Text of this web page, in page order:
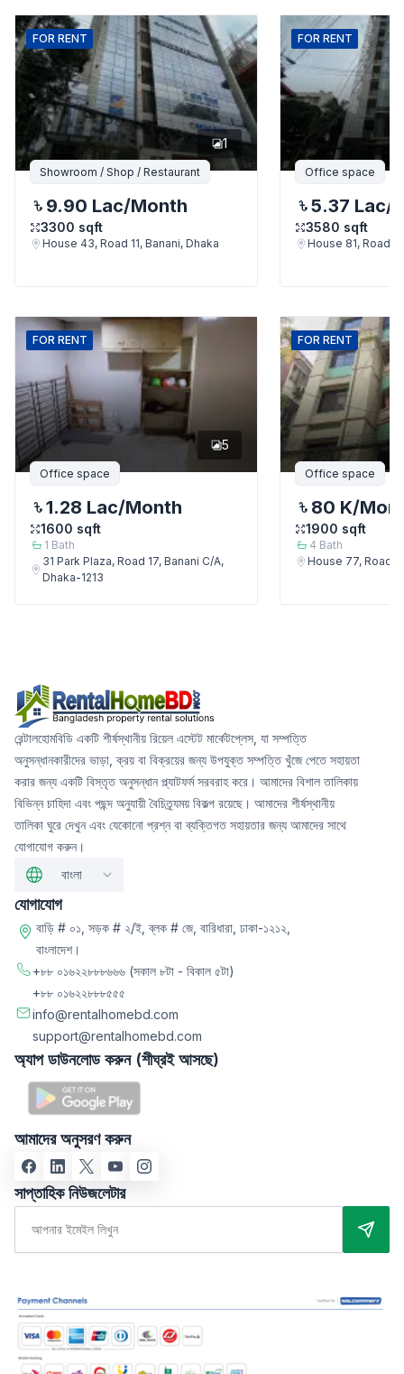
FOR RENT
1
Showroom / Shop / Restaurant
9.90 Lac/Month
3300 sqft
House 43, Road 11, Banani, Dhaka
FOR RENT
Office space
5.37 Lac/
3580 sqft
House 81, Road
FOR RENT
5
Office space
1.28 Lac/Month
1600 sqft
1 Bath
31 Park Plaza, Road 17, Banani C/A,
Dhaka-1213
FOR RENT
Office space
80 K/
1900 sqft
4 Bath
House 77, Road
রেন্টালহোমবিডি একটি শীর্ষস্থানীয় রিয়েল এস্টেট মার্কেটপ্লেস, যা সম্পত্তি
অনুসন্ধানকারীদের ভাড়া, ক্রয় বা বিক্রয়ের জন্য উপযুক্ত সম্পত্তি খুঁজে পেতে সহায়তা
করার জন্য একটি বিস্তৃত অনুসন্ধান প্ল্যাটফর্ম সরবরাহ করে। আমাদের বিশাল তালিকায়
বিভিন্ন চাহিদা এবং পছন্দ অনুযায়ী বৈচিত্র্যময় বিকল্প রয়েছে। আমাদের শীর্ষস্থানীয়
তালিকা ঘুরে দেখুন এবং যেকোনো প্রশ্ন বা ব্যক্তিগত সহায়তার জন্য আমাদের সাথে
যোগাযোগ করুন।
বাংলা
যোগাযোগ
বাড়ি # ০১, সড়ক # ২/ই, ব্লক # জে, বারিধারা, ঢাকা-১২১২,
বাংলাদেশ।
+৮৮ ০১৬২২৮৮৮৬৬৬ (সকাল ৮টা - বিকাল ৫টা)
+৮৮ ০১৬২২৮৮৮৫৫৫
info@rentalhomebd.com
support@rentalhomebd.com
অ্যাপ ডাউনলোড করুন (শীঘ্রই আসছে)
আমাদের অনুসরণ করুন
সাপ্তাহিক নিউজলেটার